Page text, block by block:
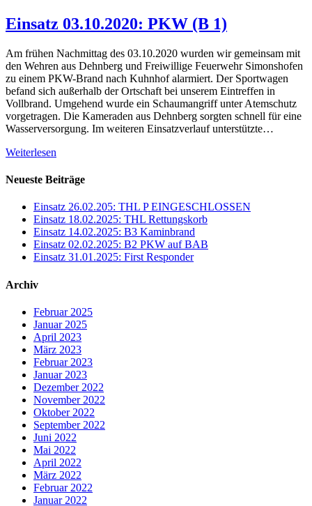
Einsatz 03.10.2020: PKW (B 1)
Am frühen Nachmittag des 03.10.2020 wurden wir gemeinsam mit
den Wehren aus Dehnberg und Freiwillige Feuerwehr Simonshofen
zu einem PKW-Brand nach Kuhnhof alarmiert. Der Sportwagen
befand sich außerhalb der Ortschaft bei unserem Eintreffen in
Vollbrand. Umgehend wurde ein Schaumangriff unter Atemschutz
vorgetragen. Die Kameraden aus Dehnberg sorgten schnell für eine
Wasserversorgung. Im weiteren Einsatzverlauf unterstützte…
Weiterlesen
Neueste Beiträge
Einsatz 26.02.205: THL P EINGESCHLOSSEN
Einsatz 18.02.2025: THL Rettungskorb
Einsatz 14.02.2025: B3 Kaminbrand
Einsatz 02.02.2025: B2 PKW auf BAB
Einsatz 31.01.2025: First Responder
Archiv
Februar 2025
Januar 2025
April 2023
März 2023
Februar 2023
Januar 2023
Dezember 2022
November 2022
Oktober 2022
September 2022
Juni 2022
Mai 2022
April 2022
März 2022
Februar 2022
Januar 2022